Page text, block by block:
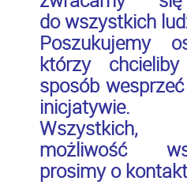
do wszystkich
Poszukujemy
którzy
sposób
inicjatywie.
możliwość
prosimy o